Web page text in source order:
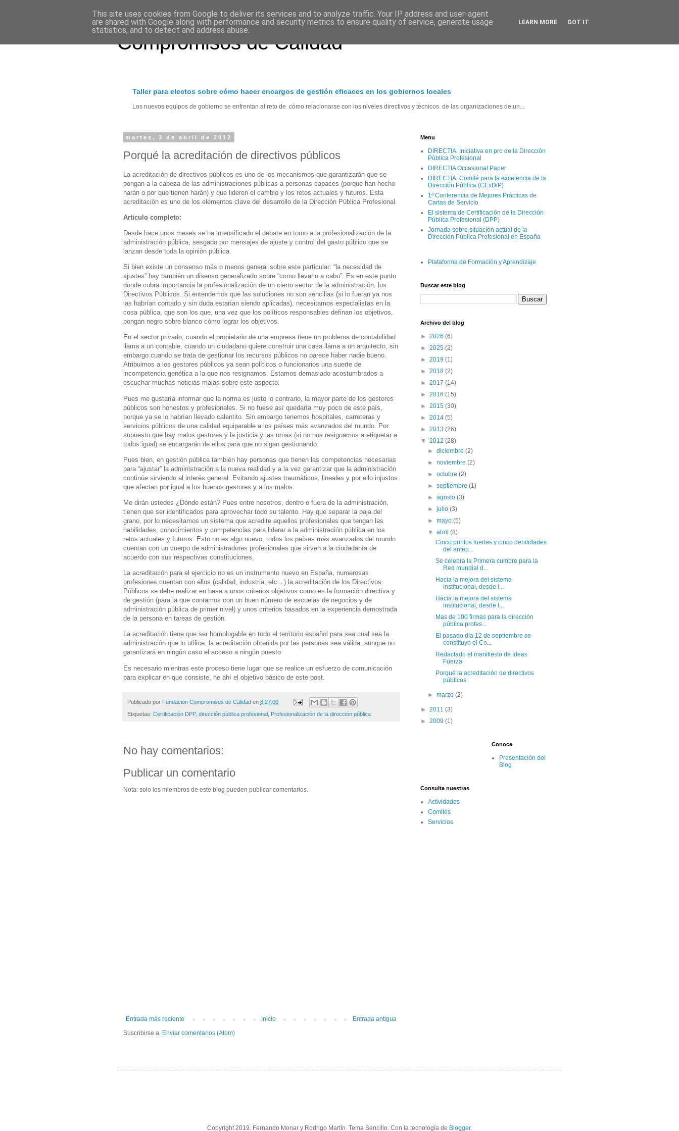
Compromisos de Calidad
Taller para electos sobre cómo hacer encargos de gestión eficaces en los gobiernos locales
Los nuevos equipos de gobierno se enfrentan al reto de cómo relacionarse con los niveles directivos y técnicos de las organizaciones de un...
martes, 3 de abril de 2012
Porqué la acreditación de directivos públicos
La acreditación de directivos públicos es uno de los mecanismos que garantizarán que se
pongan a la cabeza de las administraciones públicas a personas capaces (porque han hecho
harán o por que tienen harán) y que lideren el cambio y los retos actuales y futuros. Esta
acreditación es uno de los elementos clave del desarrollo de la Dirección Pública Profesional.
Articulo completo:
Desde hace unos meses se ha intensificado el debate en torno a la profesionalización de la
administración pública, sesgado por mensajes de ajuste y control del gasto público que se
lanzan desde toda la opinión pública.
Si bien existe un consenso más o menos general sobre este particular: “la necesidad de
ajustes” hay también un disenso generalizado sobre “como llevarlo a cabo”. Es en este punto
donde cobra importancia la profesionalización de un cierto sector de la administración: los
Directivos Públicos. Si entendemos que las soluciones no son sencillas (si lo fueran ya nos
las habrían contado y sin duda estarían siendo aplicadas), necesitamos especialistas en la
cosa pública, que son los que, una vez que los políticos responsables definan los objetivos,
pongan negro sobre blanco cómo lograr los objetivos.
En el sector privado, cuando el propietario de una empresa tiene un problema de contabilidad
llama a un contable, cuando un ciudadano quiere construir una casa llama a un arquitecto, sin
embargo cuando se trata de gestionar los recursos públicos no parece haber nadie bueno.
Atribuimos a los gestores públicos ya sean políticos o funcionarios una suerte de
incompetencia genética a la que nos resignamos. Estamos demasiado acostumbrados a
escuchar muchas noticias malas sobre este aspecto.
Pues me gustaría informar que la norma es justo lo contrario, la mayor parte de los gestores
públicos son honestos y profesionales. Si no fuese así quedaría muy poco de este país,
porque ya se lo habrían llevado calentito. Sin embargo tenemos hospitales, carreteras y
servicios públicos de una calidad equiparable a los países más avanzados del mundo. Por
supuesto que hay malos gestores y la justicia y las urnas (si no nos resignamos a etiquetar a
todos igual) se encargarán de ellos para que no sigan gestionando.
Pues bien, en gestión pública también hay personas que tienen las competencias necesarias
para “ajustar” la administración a la nueva realidad y a la vez garantizar que la administración
continúe sirviendo al interés general. Evitando ajustes traumáticos, lineales y por ello injustos
que afectan por igual a los buenos gestores y a los malos.
Me dirán ustedes ¿Dónde están? Pues entre nosotros, dentro o fuera de la administración,
tienen que ser identificados para aprovechar todo su talento. Hay que separar la paja del
grano, por lo necesitamos un sistema que acredite aquellos profesionales que tengan las
habilidades, conocimientos y competencias para liderar a la administración pública en los
retos actuales y futuros. Esto no es algo nuevo, todos los países más avanzados del mundo
cuentan con un cuerpo de administradores profesionales que sirven a la ciudadanía de
acuerdo con sus respectivas constituciones.
La acreditación para el ejercicio no es un instrumento nuevo en España, numerosas
profesiones cuentan con ellos (calidad, industria, etc…) la acreditación de los Directivos
Públicos se debe realizar en base a unos criterios objetivos como es la formación directiva y
de gestión (para la que contamos con un buen número de escuelas de negocios y de
administración pública de primer nivel) y unos criterios basados en la experiencia demostrada
de la persona en tareas de gestión.
La acreditación tiene que ser homologable en todo el territorio español para sea cual sea la
administración que lo utilice, la acreditación obtenida por las personas sea válida, aunque no
garantizará en ningún caso el acceso a ningún puesto
Es necesario mientras este proceso tiene lugar que se realice un esfuerzo de comunicación
para explicar en que consiste, he ahí el objetivo básico de este post.
Publicado por Fundacion Compromisos de Calidad en 8:27:00
Etiquetas: Certificación DPP, dirección pública profesional Profesionalización de la dirección pública
No hay comentarios:
Publicar un comentario
Nota: solo los miembros de este blog pueden publicar comentarios.
Entrada más reciente Entrada antigua
Inicio
Suscribirse a: Enviar comentarios (Atom)
Menu
DIRECTIA. Iniciativa en pro de la Dirección
Pública Profesional
DIRECTIA Occasional Paper
DIRECTIA. Comité para la excelencia de la
Dirección Pública (CExDiP)
1ª Conferencia de Mejores Prácticas de
Cartas de Servicio
El sistema de Certificación de la Dirección
Pública Profesional (DPP)
Jornada sobre situación actual de la
Dirección Pública Profesional en España
Plataforma de Formación y Aprendizaje
Buscar este blog
Archivo del blog
► 2026 (6)
► 2025 (2)
► 2019 (1)
► 2018 (2)
► 2017 (14)
► 2016 (15)
► 2015 (30)
► 2014 (5)
► 2013 (26)
▼ 2012 (28)
►diciembre(2)
►noviembre(2)
►octubre(2)
►septiembre(1)
►agosto(3)
►julio(3)
►mayo(5)
▼abril(8)
Cinco puntos fuertes y cinco debilidades
del antep...
Se celebra la Primera cumbre para la
Red mundial d...
Hacia la mejora del sistema
institucional, desde l...
Hacia la mejora del sistema
institucional, desde l...
Mas de 100 firmas para la dirección
pública profes...
El pasado día 12 de septiembre se
constituyó el Co...
Redactado el manifiesto de Ideas
Fuerza
Porqué la acreditación de directivos
públicos
►marzo(2)
► 2011 (3)
► 2009 (1)
Conoce
Presentación del
Blog
Consulta nuestras
Actividades
Comités
Servicios
Copyright 2019. Fernando Monar y Rodrigo Martín. Tema Sencillo. Con la tecnología de Blogger.
This site uses cookies from Google to deliver its services and to analyze traffic. Your IP address and user-agent
are shared with Google along with performance and security metrics to ensure quality of service, generate usage
statistics, and to detect and address abuse.
LEARN MORE GOT IT